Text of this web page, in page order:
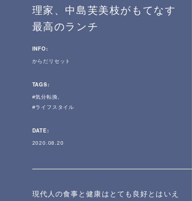
理家、中島芙美枝がもてなす
最高のランチ
INFO:
からだリセット
TAGS:
気分転換
ライフスタイル
DATE:
2020.08.20
現代人の食事と健康はとても良好とはいえ